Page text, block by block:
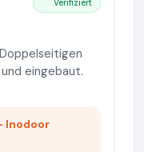
Verifiziert
eingebaut.
Inodoor